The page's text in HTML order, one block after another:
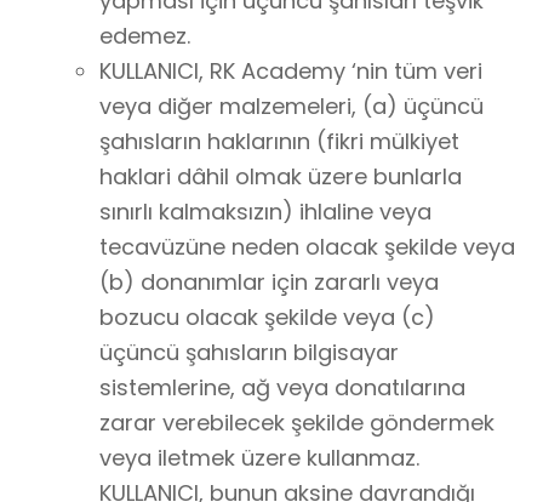
edemez.
KULLANICI, RK Academy ‘nin tüm veri
veya diğer malzemeleri, (a) üçüncü
şahısların haklarının (fikri mülkiyet
haklari dâhil olmak üzere bunlarla
sınırlı kalmaksızın) ihlaline veya
tecavüzüne neden olacak şekilde veya
(b) donanımlar için zararlı veya
bozucu olacak şekilde veya (c)
üçüncü şahısların bilgisayar
sistemlerine, ağ veya donatılarına
zarar verebilecek şekilde göndermek
veya iletmek üzere kullanmaz.
KULLANICI, bunun aksine davrandığı